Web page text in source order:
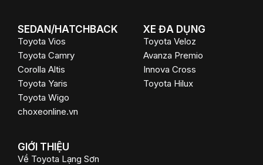
SEDAN/HATCHBACK
Toyota Vios
Toyota Camry
Corolla Altis
Toyota Yaris
Toyota Wigo
choxeonline.vn
XE ĐA DỤNG
Toyota Veloz
Avanza Premio
Innova Cross
Toyota Hilux
GIỚI THIỆU
Về Toyota Lạng Sơn